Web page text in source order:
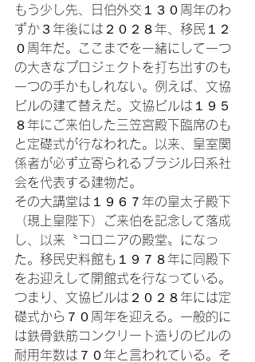
もう少し先、日伯外交１３０周年のわ
ずか３年後には２０２８年、移民１２
０周年だ。ここまでを一緒にして一つ
の大きなプロジェクトを打ち出すのも
一つの手かもしれない。例えば、文協
ビルの建て替えだ。文協ビルは１９５
８年にご来伯した三笠宮殿下臨席のも
と定礎式が行なわれた。以来、皇室関
係者が必ず立寄られるブラジル日系社
会を代表する建物だ。
その大講堂は１９６７年の皇太子殿下
（現上皇陛下）ご来伯を記念して落成
し、以来〝コロニアの殿堂〟になっ
た。移民史料館も１９７８年に同殿下
をお迎えして開館式を行なっている。
つまり、文協ビルは２０２８年には定
礎式から７０周年を迎える。一般的に
は鉄骨鉄筋コンクリート造りのビルの
耐用年数は７０年と言われている。そ